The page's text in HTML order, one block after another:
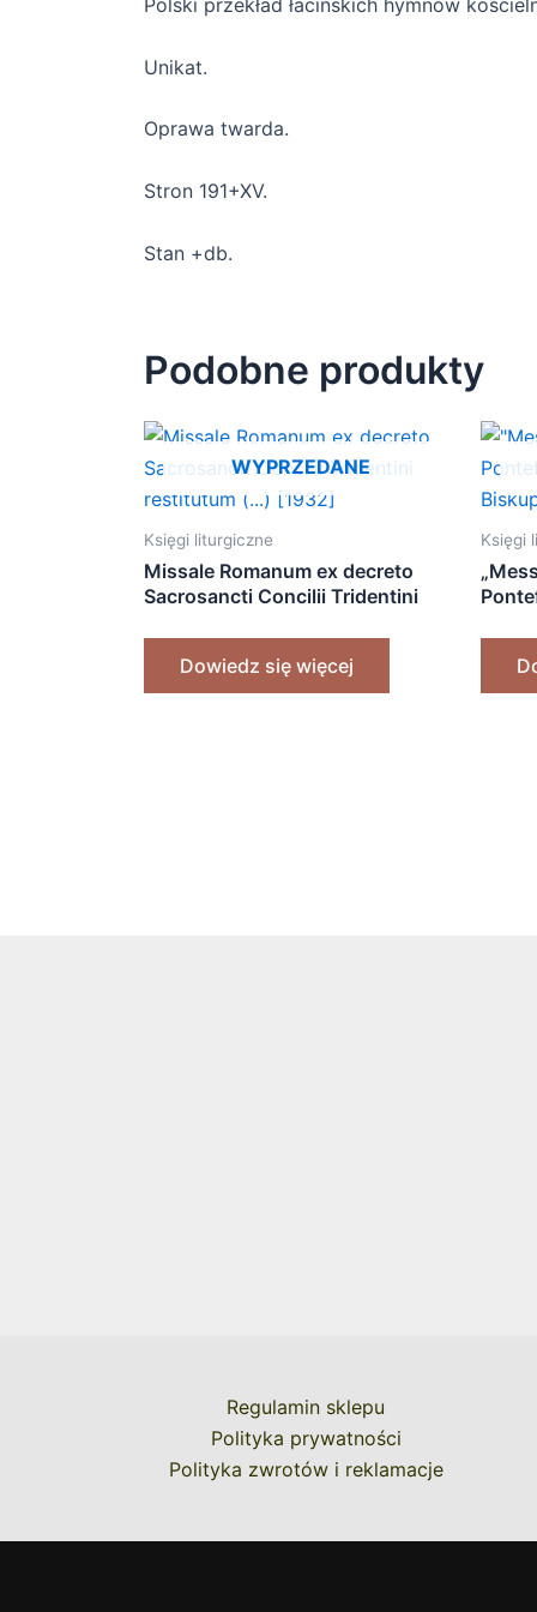
Polski przekład łacińskich hymnów
Unikat.
Oprawa twarda.
Stron 191+XV.
Stan +db.
Podobne produkty
WYPRZEDANE
Księgi liturgiczne
Missale Romanum ex decreto
Sacrosancti Concilii Tridentini
Dowiedz się więcej
Księgi
Regulamin sklepu
Polityka prywatności
Polityka zwrotów i reklamacje